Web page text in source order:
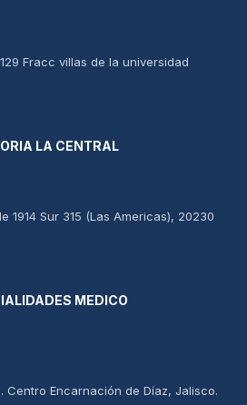
Fracc villas de la universidad
LA CENTRAL
1914 Sur 315 (Las Americas), 20230
MEDICO
Centro Encarnación de Díaz, Jalisco.